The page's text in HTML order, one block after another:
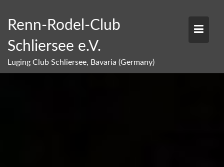
content
Renn-Rodel-Club
Schliersee e.V.
Luging Club Schliersee, Bavaria (Germany)